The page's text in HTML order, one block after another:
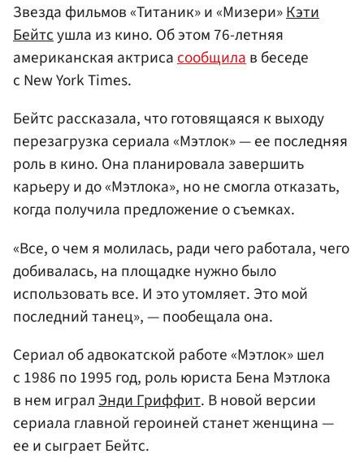
Звезда фильмов «Титаник» и «Мизери»Кэти
Бейтсушла из кино. Об этом 76-летняя
американская актрисасообщилав беседе
с New York Times.
Бейтс рассказала, что готовящаяся к выходу
перезагрузка сериала «Мэтлок» — ее последняя
роль в кино. Она планировала завершить
карьеру и до «Мэтлока», но не смогла отказать,
когда получила предложение о съемках.
«Все, о чем я молилась, ради чего работала, чего
добивалась, на площадке нужно было
использовать все. И это утомляет. Это мой
последний танец», — пообещала она.
Сериал об адвокатской работе «Мэтлок» шел
с 1986 по 1995 год, роль юриста Бена Мэтлока
в нем игралЭнди Гриффит. В новой версии
сериала главной героиней станет женщина —
ее и сыграет Бейтс.